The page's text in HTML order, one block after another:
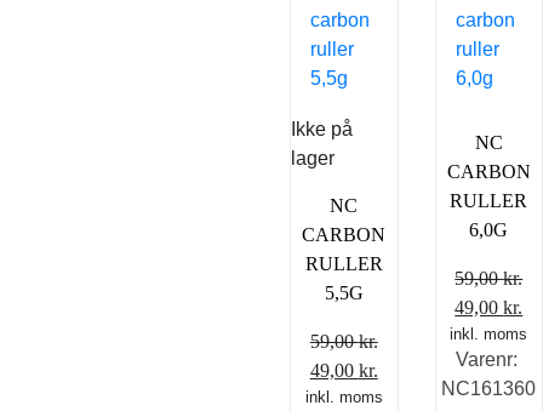
Ikke på
lager
NC
CARBON
RULLER
5,5G
59,00kr.
Den
oprindelige
49,00 kr.
aktuelle
inkl. moms
NC
CARBON
RULLER
6,0G
59,00kr.
Den
pris
var:
49,00kr.
er:
inkl. moms
Varenr:
NC161360